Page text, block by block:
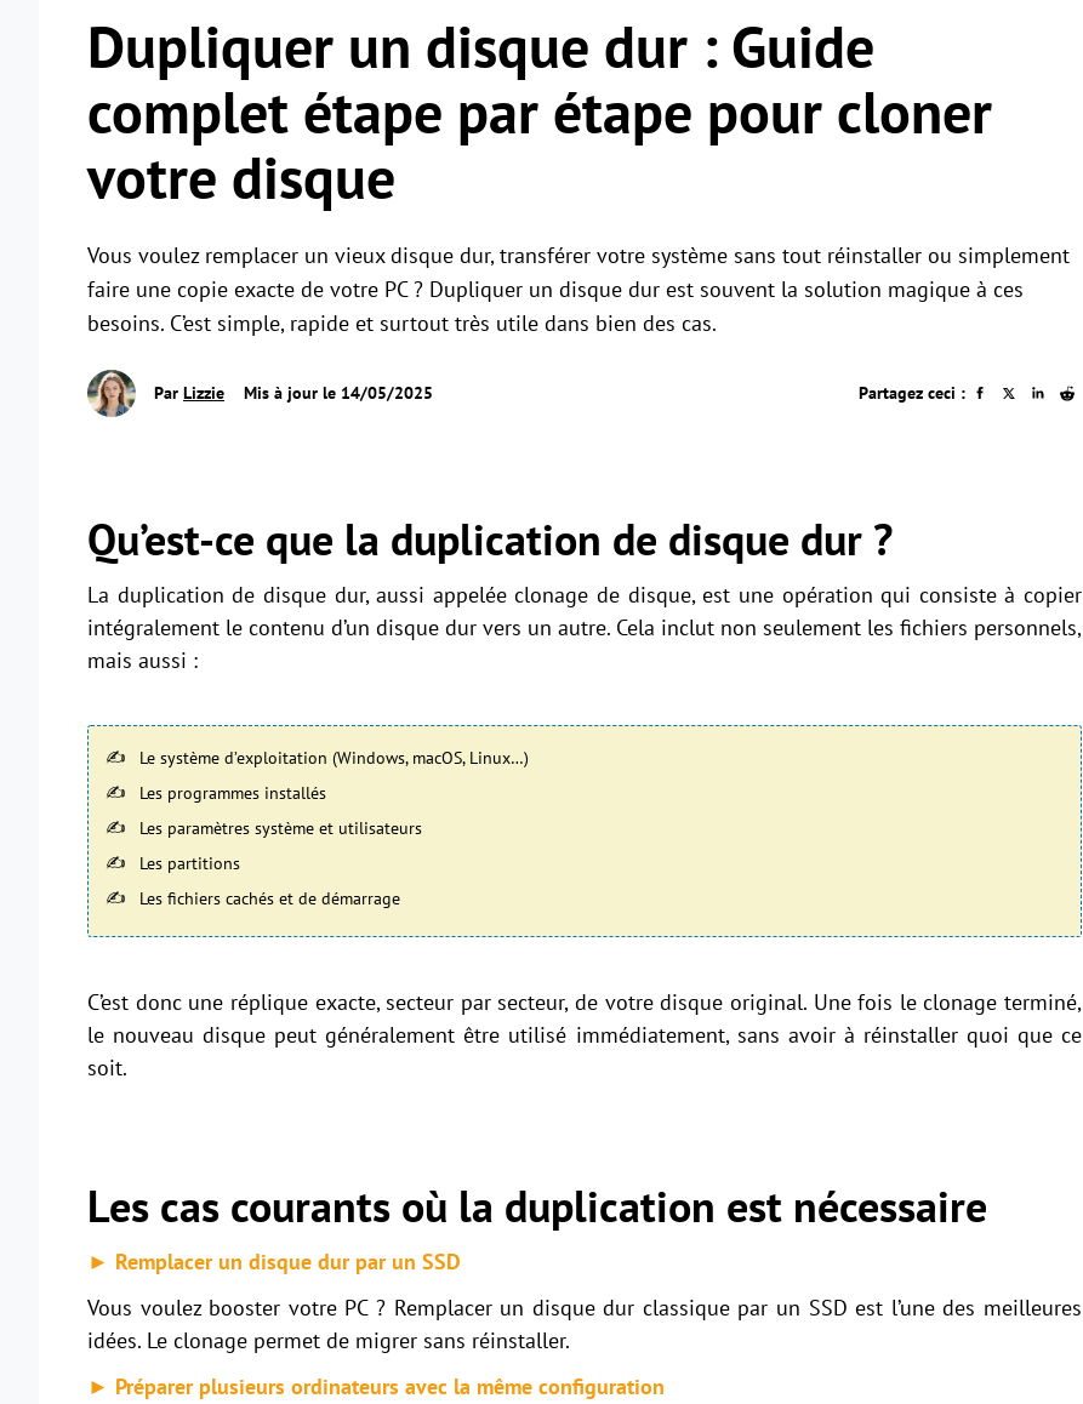
Dupliquer un disque dur : Guide
complet étape par étape pour cloner
votre disque
Vous voulez remplacer un vieux disque dur, transférer votre système sans tout réinstaller ou simplement
faire une copie exacte de votre PC ? Dupliquer un disque dur est souvent la solution magique à ces
besoins. C’est simple, rapide et surtout très utile dans bien des cas.
Par Lizzie Mis à jour le 14/05/2025 Partagez ceci :
Qu’est-ce que la duplication de disque dur ?
La duplication de disque dur, aussi appelée clonage de disque, est une opération qui consiste à copier
intégralement le contenu d’un disque dur vers un autre. Cela inclut non seulement les fichiers personnels,
mais aussi :
Le système d’exploitation (Windows, macOS, Linux…)
Les programmes installés
Les paramètres système et utilisateurs
Les partitions
Les fichiers cachés et de démarrage
C’est donc une réplique exacte, secteur par secteur, de votre disque original. Une fois le clonage terminé,
le nouveau disque peut généralement être utilisé immédiatement, sans avoir à réinstaller quoi que ce
soit.
Les cas courants où la duplication est nécessaire
► Remplacer un disque dur par un SSD
Vous voulez booster votre PC ? Remplacer un disque dur classique par un SSD est l’une des meilleures
idées. Le clonage permet de migrer sans réinstaller.
► Préparer plusieurs ordinateurs avec la même configuration